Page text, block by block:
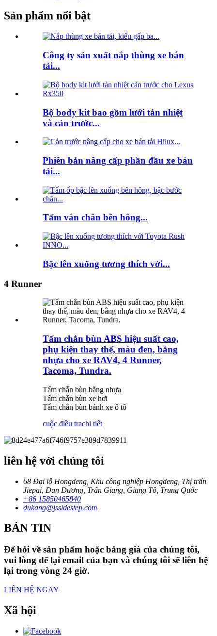
Sản phẩm nổi bật
Công ty sản xuất nắp thùng xe bán
tải...
Bộ body kit bao gồm lưới tản nhiệt
và cản trước...
Phiên bản nâng cấp phần đầu xe bán
tải...
Tấm ván chân bên hông...
Bậc lên xuống tương thích với...
4 Runner
Tấm chắn bùn ABS hiệu suất cao,
phụ kiện thay thế, màu đen, bằng
nhựa cho xe RAV4, 4 Runner,
Tacoma, Tundra.
Tấm chắn bùn bằng nhựa
Tấm chắn bùn xe hơi
Tấm chắn bùn bánh xe ô tô
cuộc điều trachi tiết
liên hệ với chúng tôi
68 Đại lộ Hongdeng, Khu công nghiệp Hongdeng, Thị trấn
Jiepai, Đan Dương, Trấn Giang, Giang Tô, Trung Quốc
+86 15850465840
dukang@jssidestep.com
BẢN TIN
Để hỏi về sản phẩm hoặc bảng giá của chúng tôi,
vui lòng để lại email của bạn và chúng tôi sẽ liên hệ
lại trong vòng 24 giờ.
LIÊN HỆ NGAY
Xã hội